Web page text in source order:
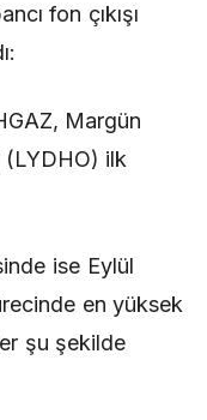
fon çıkışı
Margün
ilk
ise Eylül
en yüksek
şu şekilde